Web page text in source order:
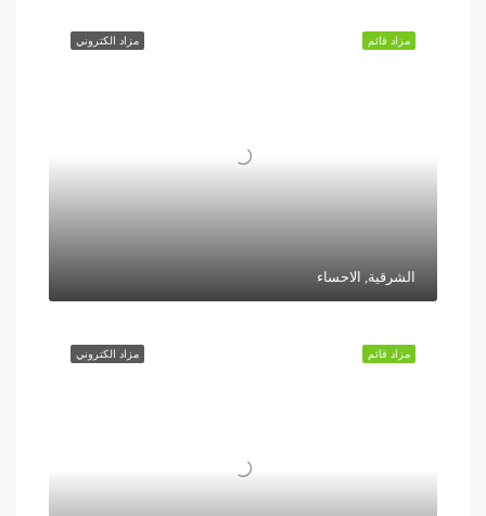
مزاد الكتروني مزاد قائم
الشرقية, الاحساء
مزاد الكتروني مزاد قائم